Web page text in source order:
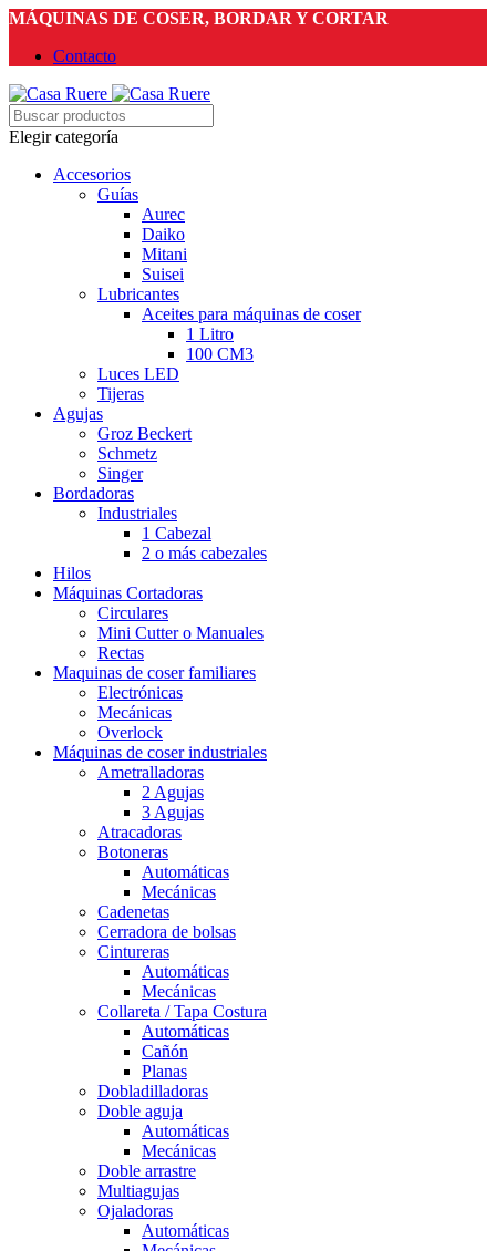
MÁQUINAS DE COSER, BORDAR Y CORTAR
Contacto
Elegir categoría
Accesorios
Guías
Aurec
Daiko
Mitani
Suisei
Lubricantes
Aceites para máquinas de coser
1 Litro
100 CM3
Luces LED
Tijeras
Agujas
Groz Beckert
Schmetz
Singer
Bordadoras
Industriales
1 Cabezal
2 o más cabezales
Hilos
Máquinas Cortadoras
Circulares
Mini Cutter o Manuales
Rectas
Maquinas de coser familiares
Electrónicas
Mecánicas
Overlock
Máquinas de coser industriales
Ametralladoras
2 Agujas
3 Agujas
Atracadoras
Botoneras
Automáticas
Mecánicas
Cadenetas
Cerradora de bolsas
Cintureras
Automáticas
Mecánicas
Collareta / Tapa Costura
Automáticas
Cañón
Planas
Dobladilladoras
Doble aguja
Automáticas
Mecánicas
Doble arrastre
Multiagujas
Ojaladoras
Automáticas